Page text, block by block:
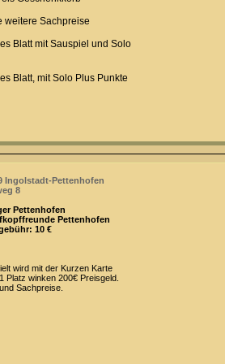
weitere Sachpreise
Blatt mit Sauspiel und Solo
Blatt, mit Solo Plus Punkte
Ingolstadt-Pettenhofen
8
Pettenhofen
Pettenhofen
10 €
wird mit der Kurzen Karte
Platz winken 200€ Preisgeld.
Sachpreise.